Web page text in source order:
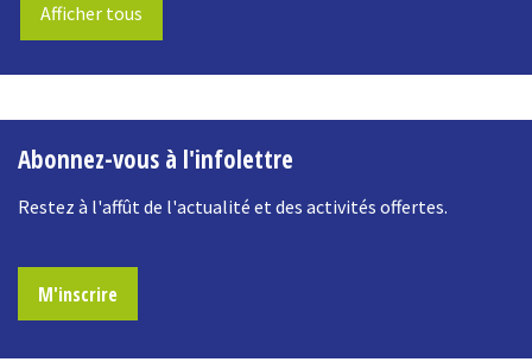
Afficher tous
Abonnez-vous à l'infolettre
Restez à l'affût de l'actualité et des activités offertes.
M'inscrire